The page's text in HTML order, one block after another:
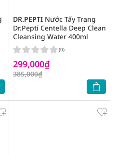
DR.PEPTI Nước Tẩy Trang
Dr.Pepti Centella Deep Clean
Cleansing Water 400ml
299,000₫
385,000₫
(0)